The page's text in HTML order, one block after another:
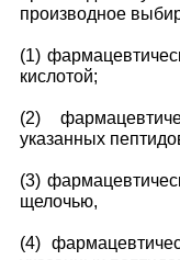
производное
(1)
кислотой;
(2)
указанных
(3)
щелочью,
(4)